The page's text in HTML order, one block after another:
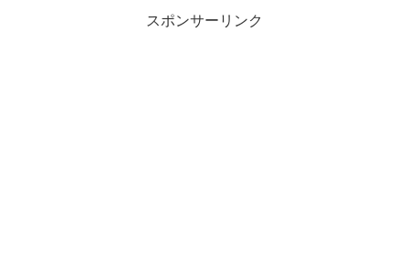
スポンサーリンク